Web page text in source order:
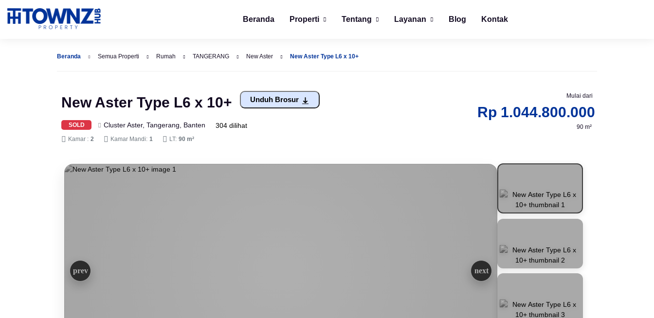
Beranda Properti Tentang Layanan Blog Kontak
Beranda Semua Properti Rumah TANGERANG New Aster New Aster Type L6 x 10+
New Aster Type L6 x 10+ Unduh Brosur
SOLD Cluster Aster, Tangerang, Banten 304 dilihat
Kamar : 2 Kamar Mandi: 1 LT: 90 m²
Mulai dari
Rp 1.044.800.000
90 m²